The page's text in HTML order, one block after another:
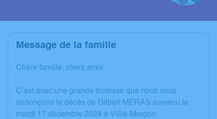
Message de la famille
Chère famille, chers amis,
C’est avec une grande tristesse que nous vous
annonçons le décès de Gilbert MÉRAS survenu le
mardi 17 décembre 2024 à Villié-Morgon.